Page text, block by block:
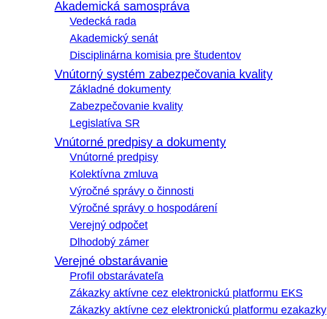
Akademická samospráva
Vedecká rada
Akademický senát
Disciplinárna komisia pre študentov
Vnútorný systém zabezpečovania kvality
Základné dokumenty
Zabezpečovanie kvality
Legislatíva SR
Vnútorné predpisy a dokumenty
Vnútorné predpisy
Kolektívna zmluva
Výročné správy o činnosti
Výročné správy o hospodárení
Verejný odpočet
Dlhodobý zámer
Verejné obstarávanie
Profil obstarávateľa
Zákazky aktívne cez elektronickú platformu EKS
Zákazky aktívne cez elektronickú platformu ezakazky